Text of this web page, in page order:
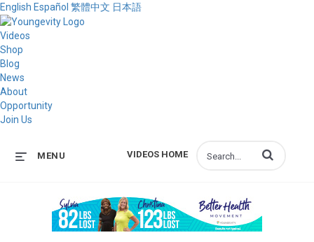
English Español 繁體中文 日本語
Videos
Shop
Blog
News
About
Opportunity
Join Us
VIDEOS HOME
MENU Enter terms to